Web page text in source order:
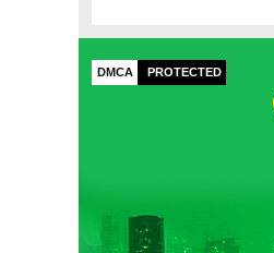
Công nghệ Inverter
DMCA PROTECTED